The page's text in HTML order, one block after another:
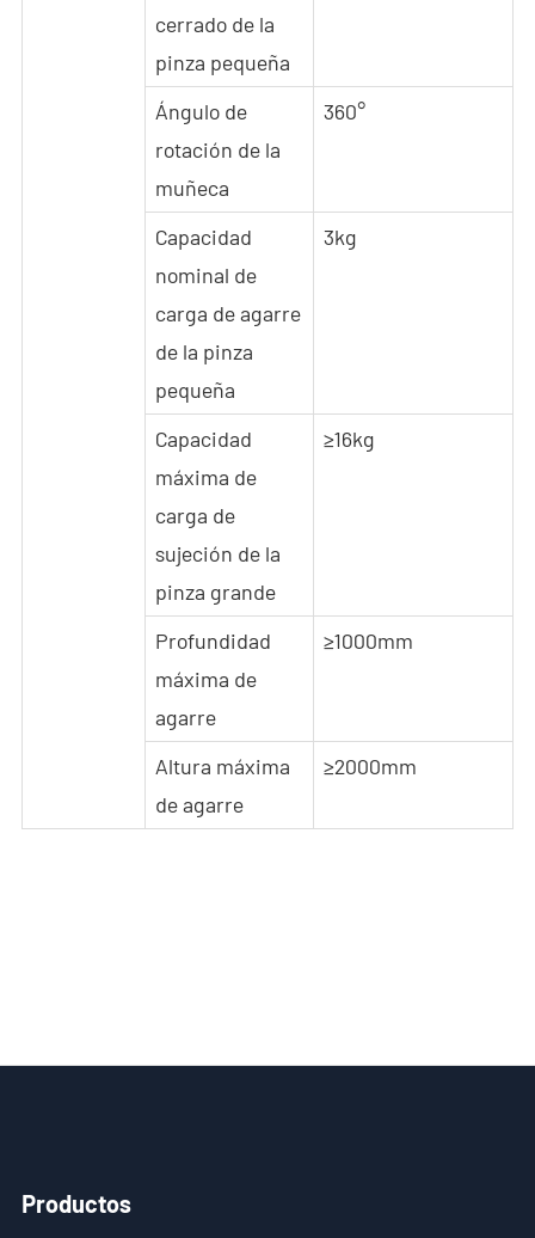
cerrado de la
pinza pequeña
Ángulo de
rotación de la
muñeca
360°
Capacidad
nominal de
carga de agarre
de la pinza
pequeña
3kg
Capacidad
máxima de
carga de
sujeción de la
pinza grande
≥16kg
Profundidad
máxima de
agarre
≥1000mm
Altura máxima
de agarre
≥2000mm
Productos